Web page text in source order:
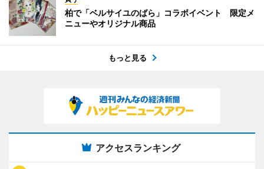
柏で「ベルサイユのばら」コラボイベント 限定メ
ニューやオリジナル商品
もっと見る
アクセスランキング